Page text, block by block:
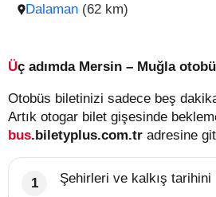
Dalaman (62 km)
Üç adımda Mersin – Muğla
Otobüs biletinizi sadece beş
Artık otogar bilet gişesinde
bus.biletyplus.com.tr adresine
Şehirleri ve kalkış tarihini